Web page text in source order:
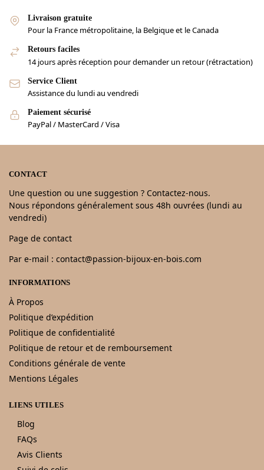
Livraison gratuite
Pour la France métropolitaine, la Belgique et le Canada
Retours faciles
14 jours après réception pour demander un retour (rétractation)
Service Client
Assistance du lundi au vendredi
Paiement sécurisé
PayPal / MasterCard / Visa
CONTACT
Une question ou une suggestion ? Contactez-nous.
Nous répondons généralement sous 48h ouvrées (lundi au
vendredi)
Page de contact
Par e-mail : contact@passion-bijoux-en-bois.com
INFORMATIONS
À Propos
Politique d’expédition
Politique de confidentialité
Politique de retour et de remboursement
Conditions générale de vente
Mentions Légales
LIENS UTILES
Blog
FAQs
Avis Clients